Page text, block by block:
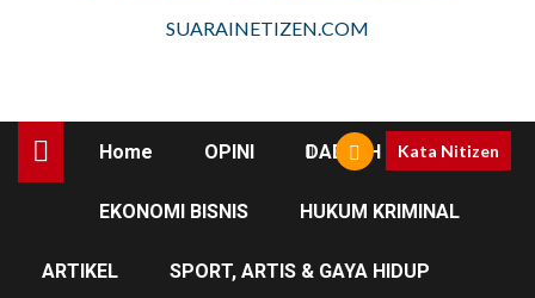
SUARAINETIZEN.COM
Home OPINI DAERAH
EKONOMI BISNIS HUKUM KRIMINAL
ARTIKEL SPORT, ARTIS & GAYA HIDUP
Kata Nitizen